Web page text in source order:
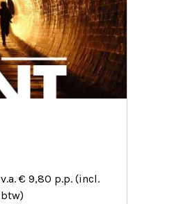
v.a. € 9,80 p.p. (incl.
btw)